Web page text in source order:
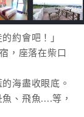
約會吧！」
，座落在柴口
海盡收眼底。
、飛魚....等，